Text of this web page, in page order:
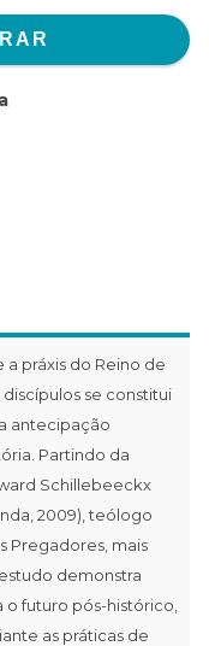
práxis do Reino de
discípulos se constitui
antecipação
Partindo da
Schillebeeckx
2009), teólogo
Pregadores, mais
demonstra
futuro pós-histórico,
as práticas de